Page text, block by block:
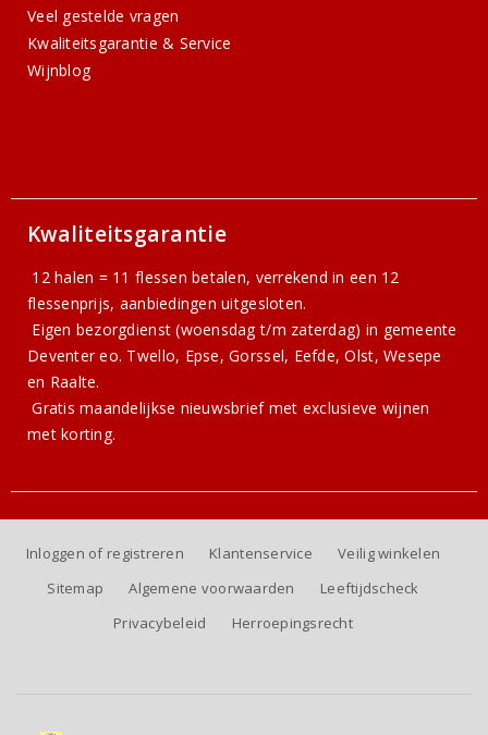
Veel gestelde vragen
Kwaliteitsgarantie & Service
Wijnblog
Kwaliteitsgarantie
12 halen = 11 flessen betalen, verrekend in een 12
flessenprijs, aanbiedingen uitgesloten.
Eigen bezorgdienst (woensdag t/m zaterdag) in gemeente
Deventer eo. Twello, Epse, Gorssel, Eefde, Olst, Wesepe
en Raalte.
Gratismaandelijkse nieuwsbriefmet exclusieve wijnen
met korting.
Inloggen of registreren Klantenservice
Veilig winkelen
Sitemap
Algemene voorwaarden
Leeftijdscheck
Privacybeleid
Herroepingsrecht